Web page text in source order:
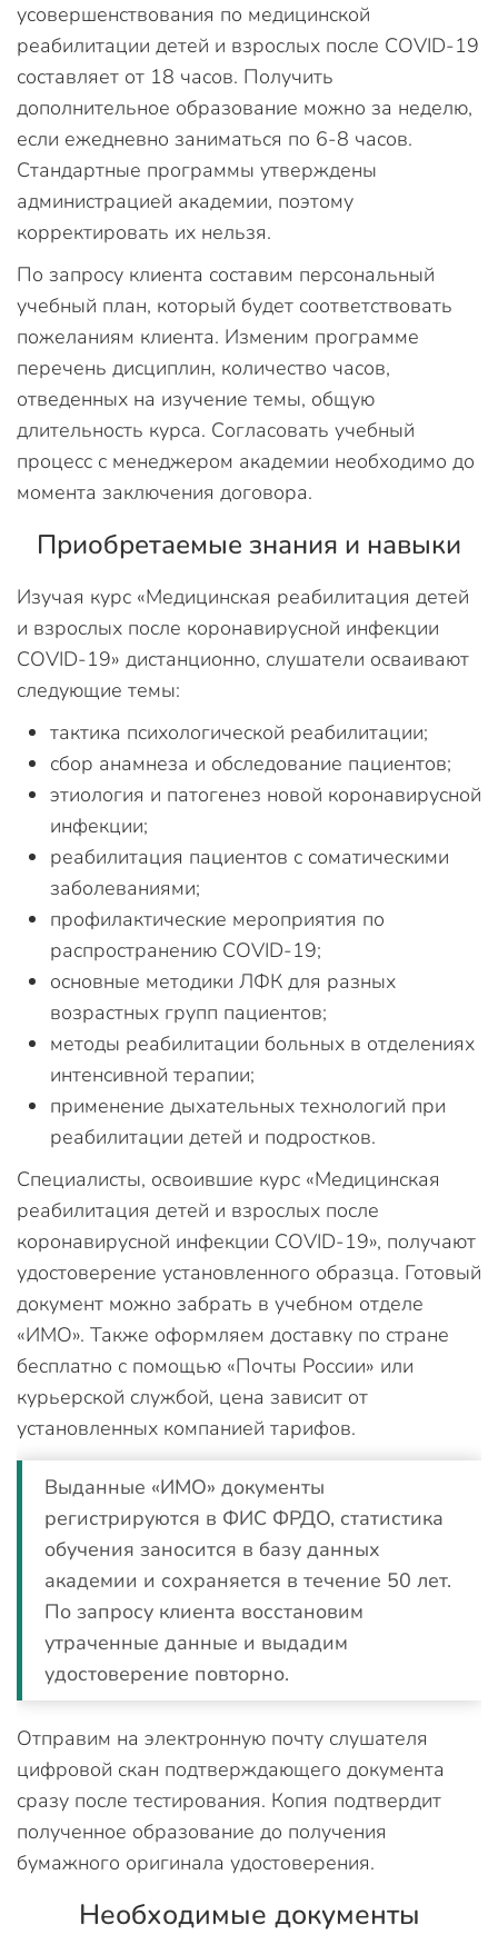
усовершенствования по медицинской
реабилитации детей и взрослых после COVID-19
составляет от 18 часов. Получить
дополнительное образование можно за неделю,
если ежедневно заниматься по 6-8 часов.
Стандартные программы утверждены
администрацией академии, поэтому
корректировать их нельзя.
По запросу клиента составим персональный
учебный план, который будет соответствовать
пожеланиям клиента. Изменим программе
перечень дисциплин, количество часов,
отведенных на изучение темы, общую
длительность курса. Согласовать учебный
процесс с менеджером академии необходимо до
момента заключения договора.
Приобретаемые знания и навыки
Изучая курс «Медицинская реабилитация детей
и взрослых после коронавирусной инфекции
COVID-19» дистанционно, слушатели осваивают
следующие темы:
тактика психологической реабилитации;
сбор анамнеза и обследование пациентов;
этиология и патогенез новой коронавирусной
инфекции;
реабилитация пациентов с соматическими
заболеваниями;
профилактические мероприятия по
распространению COVID-19;
основные методики ЛФК для разных
возрастных групп пациентов;
методы реабилитации больных в отделениях
интенсивной терапии;
применение дыхательных технологий при
реабилитации детей и подростков.
Специалисты, освоившие курс «Медицинская
реабилитация детей и взрослых после
коронавирусной инфекции COVID-19», получают
удостоверение установленного образца. Готовый
документ можно забрать в учебном отделе
«ИМО». Также оформляем доставку по стране
бесплатно с помощью «Почты России» или
курьерской службой, цена зависит от
установленных компанией тарифов.
Выданные «ИМО» документы
регистрируются в ФИС ФРДО, статистика
обучения заносится в базу данных
академии и сохраняется в течение 50 лет.
По запросу клиента восстановим
утраченные данные и выдадим
удостоверение повторно.
Отправим на электронную почту слушателя
цифровой скан подтверждающего документа
сразу после тестирования. Копия подтвердит
полученное образование до получения
бумажного оригинала удостоверения.
Необходимые документы